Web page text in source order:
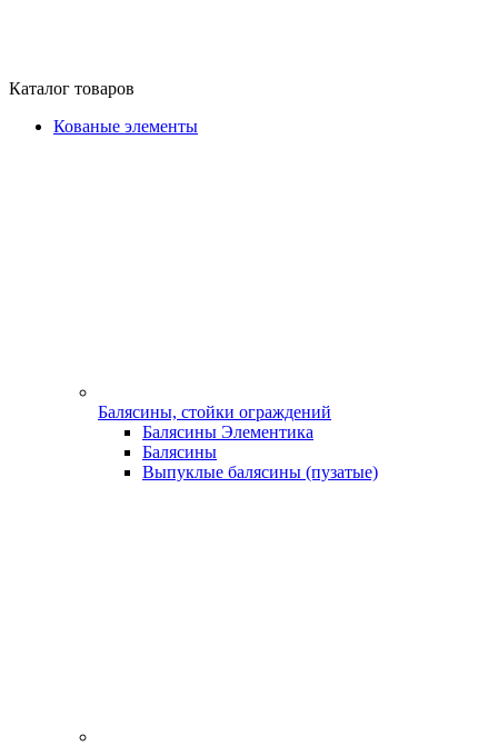
Каталог товаров
Кованые элементы
Балясины, стойки ограждений
Балясины Элементика
Балясины
Выпуклые балясины (пузатые)